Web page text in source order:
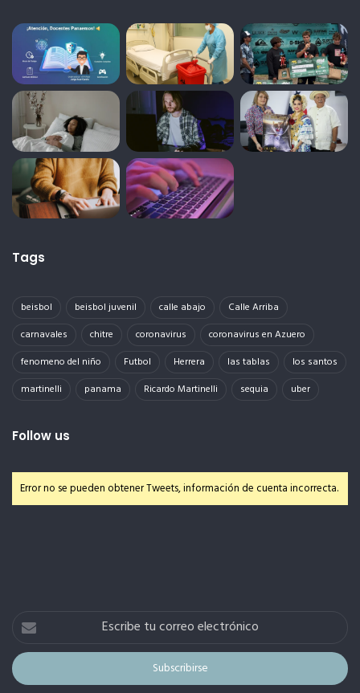
Tags
beisbol beisbol juvenil calle abajo
Calle Arriba
carnavales
chitre coronavirus
coronavirus en Azuero
fenomeno del niño
Futbol Herrera las tablas
los santos
martinelli
panama Ricardo Martinelli sequia uber
Follow us
Error no se pueden obtener Tweets, información de cuenta incorrecta.
Escribe
correo
electrónico